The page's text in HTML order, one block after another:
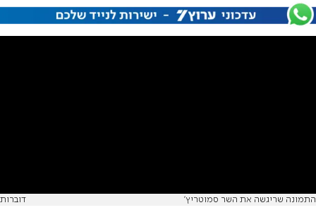
התמונה שריגשה את השר סמוטריץ' דוברות